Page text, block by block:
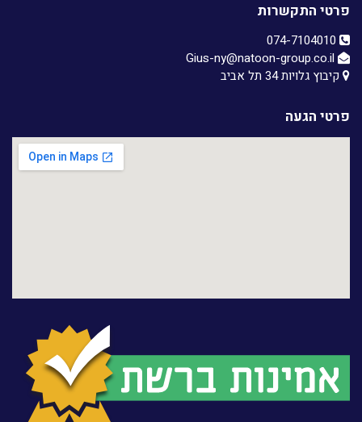
פרטי התקשרות
קיבוץ גלויות 34 תל אביב
פרטי הגעה